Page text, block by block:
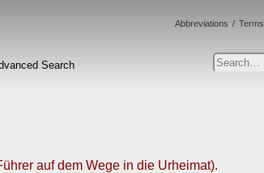
Search
Abbreviations Terms
auf dem Wege in die Urheimat).